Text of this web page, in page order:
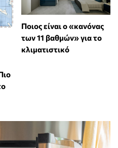
Ποιος είναι ο «κανόνας
των 11 βαθμών» για το
κλιματιστικό